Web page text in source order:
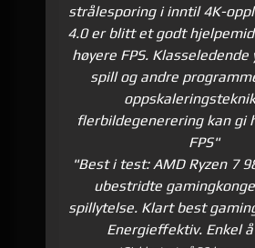
strålesporing i inntil 4K-
4.0 er blitt et godt
høyere FPS.
spill og andre
flerbildegenerering kan gi
FPS"
"Best i test: AMD Ryzen 7
ubestridte
spillytelse. Klart best
Energieffektiv. Enkel